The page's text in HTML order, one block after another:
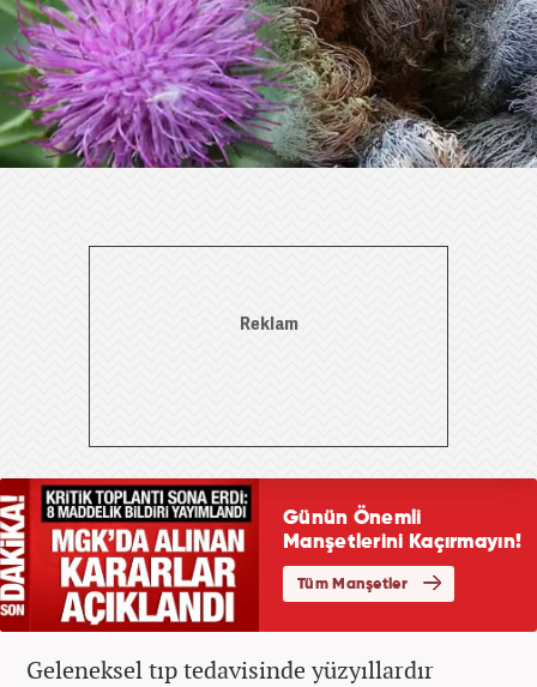
Geleneksel tıp tedavisinde yüzyıllardır